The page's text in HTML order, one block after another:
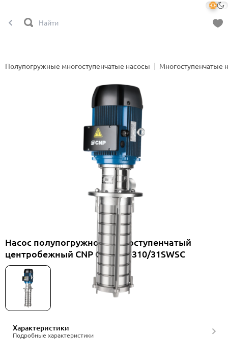
Полупогружные многоступенчатые насосы Многоступенчатые
Насос полупогружной многоступенчатый
центробежный CNP CDLKF1-310/31SWSC
Характеристики
Подробные характеристики